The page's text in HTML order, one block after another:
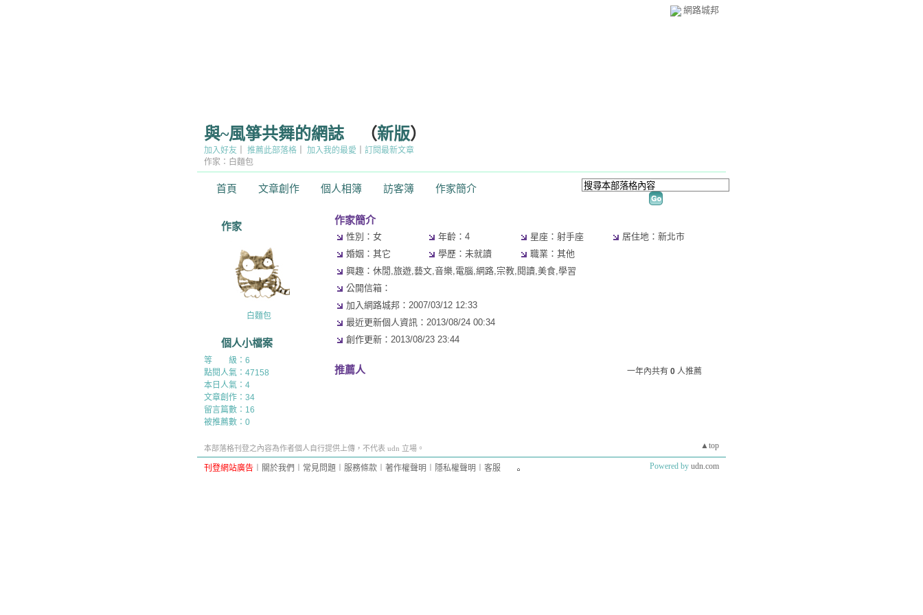
網路城邦
與~風箏共舞的網誌 （新版）
首頁 文章創作 個人相簿 訪客簿 作家簡介
加入好友 推薦此部落格 加入我的最愛
訂閱最新文章
作家：白麵包
作家
白麵包
個人小檔案
等 級：6
點閱人氣：47158
本日人氣：4
文章創作：34
留言篇數：16
被推薦數： 0
作家簡介
性別：女 年齡：4 星座：射手座
居住地：新北市
婚姻：其它
學歷：未就讀
職業：其他
興趣：休閒,旅遊,藝文,音樂,電腦,網路,宗教,閱讀,美食,學習
公開信箱：
加入網路城邦：2007/03/12 12:33
最近更新個人資訊：2013/08/24 00:34
創作更新：2013/08/23 23:44
推薦人 一年內共有 0 人推薦
▲top
本部落格刊登之內容為作者個人自行提供上傳，不代表 udn 立場。
刊登網站廣告 關於我們 常見問題 服務條款 著作權聲明 隱私權聲明 客服 Powered by udn.com